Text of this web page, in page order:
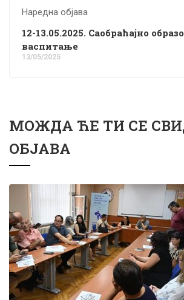
Наредна објава
12-13.05.2025. Саобраћајно
васпитање
13/05/2025
МОЖДА ЋЕ ТИ СЕ
ОБЈАВА